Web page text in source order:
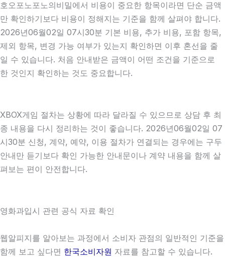
호오포노포노의비밀에서 비용이 중요한 항목이라면 단순 금액
만 확인하기보다 비용이 정해지는 기준을 함께 살펴야 합니다.
2026년06월02일 07시30분 기본 비용, 추가 비용, 포함 항목,
제외 항목, 변경 가능 여부가 있는지 확인하면 이후 혼선을 줄
일 수 있습니다. 처음 안내받은 금액이 어떤 조건을 기준으로
한 것인지 확인하는 것도 중요합니다.
XBOX게임 절차는 상황에 따라 달라질 수 있으므로 상담 후 최
종 내용을 다시 정리하는 것이 좋습니다. 2026년06월02일 07
시30분 신청, 계약, 예약, 이용 절차가 연결되는 경우에는 구두
안내만 듣기보다 확인 가능한 안내문이나 계약 내용을 함께 살
펴보는 편이 안전합니다.
영화과입시 관련 공식 자료 확인
웹알피지를 알아보는 과정에서 소비자 관점의 일반적인 기준을
함께 보고 싶다면 한국소비자원 자료를 참고할 수 있습니다.